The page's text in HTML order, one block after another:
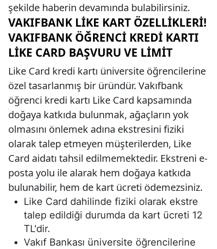
şekilde haberin devamında bulabilirsiniz.
VAKIFBANK LIKE KART ÖZELLIKLERI!
VAKIFBANK ÖĞRENCI KREDI KARTI
LIKE CARD BAŞVURU VE LIMIT
Like Card kredi kartı üniversite öğrencilerine
özel tasarlanmış bir üründür. Vakıfbank
öğrenci kredi kartı Like Card kapsamında
doğaya katkıda bulunmak, ağaçların yok
olmasını önlemek adına ekstresini fiziki
olarak talep etmeyen müşterilerden, Like
Card aidatı tahsil edilmemektedir. Ekstreni e-
posta yolu ile alarak hem doğaya katkıda
bulunabilir, hem de kart ücreti ödemezsiniz.
Like Card dahilinde fiziki olarak ekstre
talep edildiği durumda da kart ücreti 12
TL'dir.
Vakıf Bankası üniversite öğrencilerine